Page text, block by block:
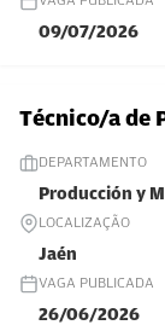
09/07/2026
Técnico/a de
DEPARTAMENTO
Producción y
LOCALIZAÇÃO
Jaén
VAGA PUBLICADA
26/06/2026